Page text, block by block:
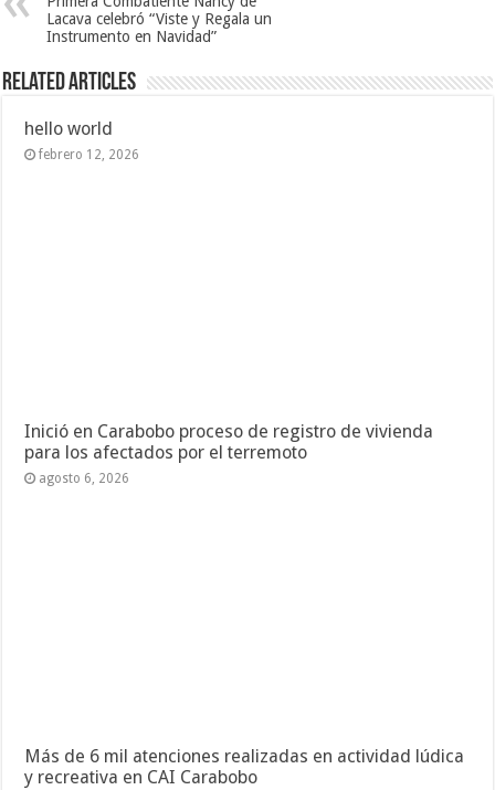
Lacava celebró “Viste y Regala un
Instrumento en Navidad”
Related Articles
hello world
febrero 12, 2026
Inició en Carabobo proceso de registro de vivienda
para los afectados por el terremoto
agosto 6, 2026
Más de 6 mil atenciones realizadas en actividad lúdica
y recreativa en CAI Carabobo